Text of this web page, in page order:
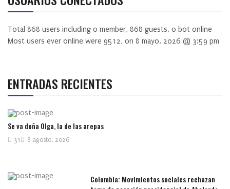
Total 868 users including 0 member, 868 guests, 0 bot online
Most users ever online were 9512, on 8 mayo, 2026 @ 3:59 pm
ENTRADAS RECIENTES
Se va doña Olga, la de las arepas
8 agosto, 2026
31
Colombia: Movimientos sociales rechazan